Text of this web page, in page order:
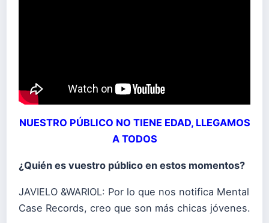
NUESTRO PÚBLICO NO TIENE EDAD, LLEGAMOS
A TODOS
¿Quién es vuestro público en estos momentos?
JAVIELO &WARIOL: Por lo que nos notifica Mental
Case Records, creo que son más chicas jóvenes.